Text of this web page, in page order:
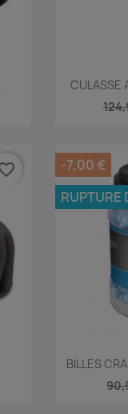

CULASSE

BILLES
-7,00 €
RUPTURE